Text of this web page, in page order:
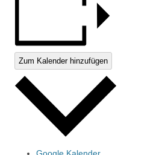
Zum Kalender hinzufügen